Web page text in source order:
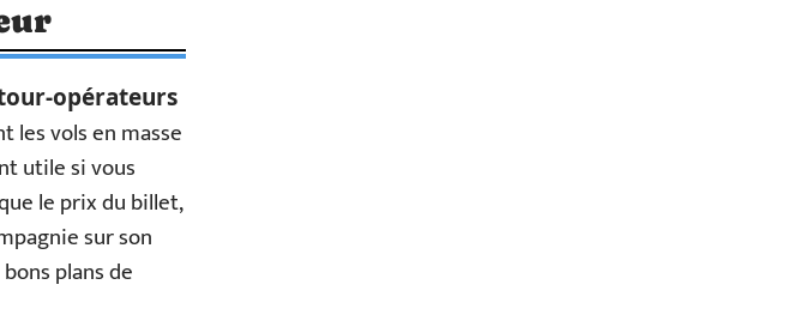
opérateurs
les vols en masse
utile si vous
le prix du billet,
sur son
plans de